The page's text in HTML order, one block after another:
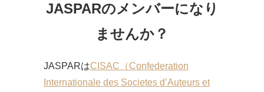
JASPARのメンバーになり
ませんか？
JASPARはCISAC（Confederation
Internationale des Societes d’Auteurs et